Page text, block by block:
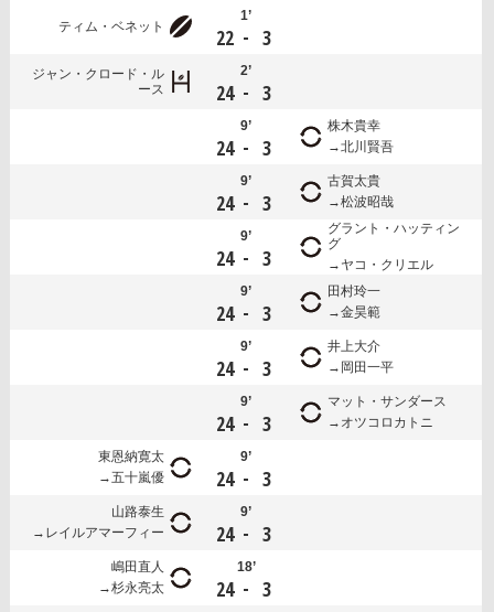
ティム・ベネット
1’
22 - 3
ジャン・クロード・ル
ース
2’
24 - 3
9’
24 - 3
株木貴幸
北川賢吾
9’
24 - 3
古賀太貴
松波昭哉
9’
24 - 3
グラント・ハッティン
グ
ヤコ・クリエル
9’
24 - 3
田村玲一
金昊範
9’
24 - 3
井上大介
岡田一平
9’
24 - 3
マット・サンダース
オツコロカトニ
東恩納寛太
五十嵐優
9’
24 - 3
山路泰生
レイルアマーフィー
9’
24 - 3
嶋田直人
杉永亮太
18’
24 - 3